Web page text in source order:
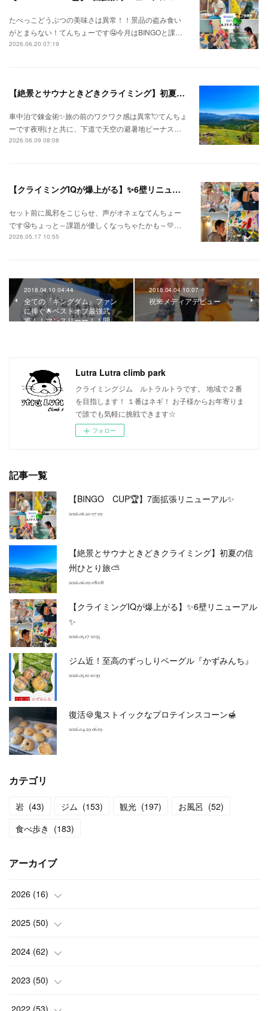
たべっこどうぶつの美味さは異常！！景品の盗み食い
がとまらない！てんちょーです🤤今月はBINGOと課…
2026.06.20 07:19
【絶景とサウナときどきクライミング】初夏の信州ひとり旅⛅
車中泊で錬金術✨旅の前のワクワク感は異常💘てんちょ
ーです夜明けと共に、下道で天空の避暑地ビーナス…
2026.06.09 08:08
【クライミングIQが爆上がる】✨6壁リニューアル✨
セット前に風邪をこじらせ、声がオネェなてんちょー
です🤤ちょっと～課題が優しくなっちゃたかも～💛…
2026.05.17 10:55
2018.04.10 04:44
全ての『キングダム』ファン
に捧ぐ🌟ベストオブ最強武
将！！マンスリーー！！開…
2018.04.04 10:07
祝🌺メディアデビュー
Lutra Lutra climb park
クライミングジム ルトラルトラです。 地域で２番
を目指します！ １番はネギ！ お子様からお年寄りま
で誰でも気軽に挑戦できます☆
フォロー
記事一覧
【BINGO CUP🏆】7面拡張リニューアル✨
2026.06.20 07:19
【絶景とサウナときどきクライミング】初夏の信
州ひとり旅⛅
2026.06.09 08:08
【クライミングIQが爆上がる】✨6壁リニューアル
✨
2026.05.17 10:55
ジム近！至高のずっしりベーグル『かずみんち』
2026.05.10 10:39
復活🍪鬼ストイックなプロテインスコーン🍯
2026.04.29 06:19
カテゴリ
岩 (43) ジム (153) 観光 (197) お風呂 (52)
食べ歩き (183)
アーカイブ
2026 (16)
(2)
(2)
(3)
(3)
2025 (50)
(3)
(4)
(4)
2024 (62)
(6)
(5)
2023 (50)
(7)
2022 (53)